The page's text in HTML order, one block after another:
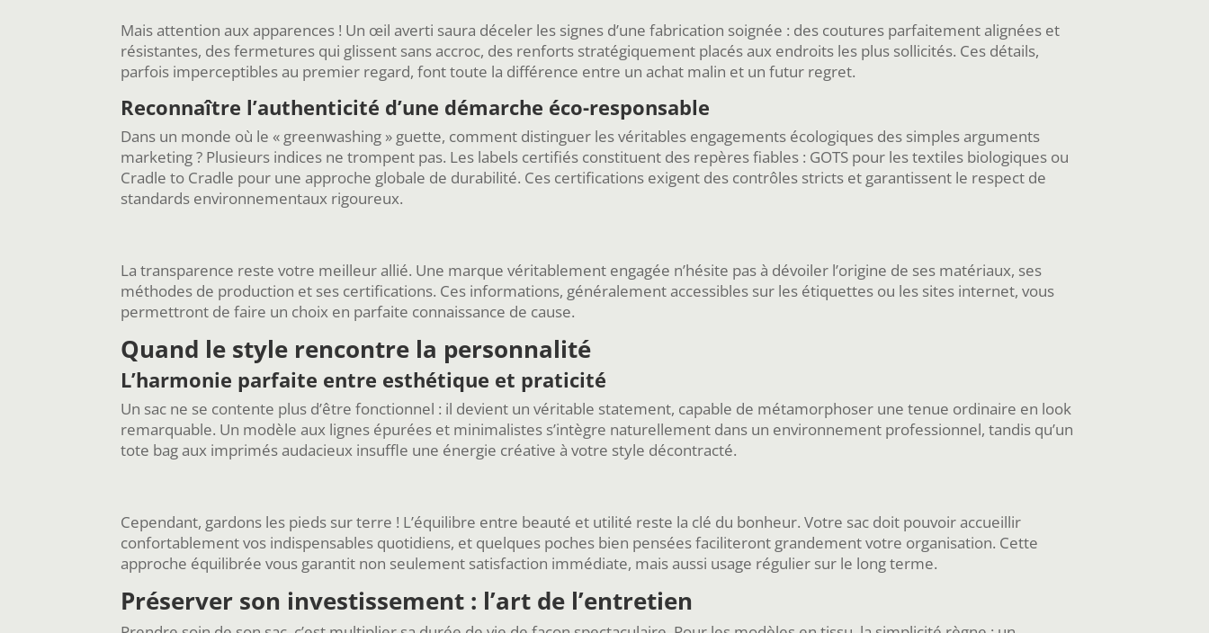
Mais attention aux apparences ! Un œil averti saura déceler les signes d’une fabrication soignée : des coutures parfaitement alignées et
résistantes, des fermetures qui glissent sans accroc, des renforts stratégiquement placés aux endroits les plus sollicités. Ces détails,
parfois imperceptibles au premier regard, font toute la différence entre un achat malin et un futur regret.
Reconnaître l’authenticité d’une démarche éco-responsable
Dans un monde où le « greenwashing » guette, comment distinguer les véritables engagements écologiques des simples arguments
marketing ? Plusieurs indices ne trompent pas. Les labels certifiés constituent des repères fiables : GOTS pour les textiles biologiques ou
Cradle to Cradle pour une approche globale de durabilité. Ces certifications exigent des contrôles stricts et garantissent le respect de
standards environnementaux rigoureux.
La transparence reste votre meilleur allié. Une marque véritablement engagée n’hésite pas à dévoiler l’origine de ses matériaux, ses
méthodes de production et ses certifications. Ces informations, généralement accessibles sur les étiquettes ou les sites internet, vous
permettront de faire un choix en parfaite connaissance de cause.
Quand le style rencontre la personnalité
L’harmonie parfaite entre esthétique et praticité
Un sac ne se contente plus d’être fonctionnel : il devient un véritable statement, capable de métamorphoser une tenue ordinaire en look
remarquable. Un modèle aux lignes épurées et minimalistes s’intègre naturellement dans un environnement professionnel, tandis qu’un
tote bag aux imprimés audacieux insuffle une énergie créative à votre style décontracté.
Cependant, gardons les pieds sur terre ! L’équilibre entre beauté et utilité reste la clé du bonheur. Votre sac doit pouvoir accueillir
confortablement vos indispensables quotidiens, et quelques poches bien pensées faciliteront grandement votre organisation. Cette
approche équilibrée vous garantit non seulement satisfaction immédiate, mais aussi usage régulier sur le long terme.
Préserver son investissement : l’art de l’entretien